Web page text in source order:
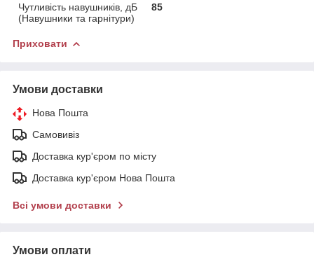
Чутливість навушників, дБ
(Навушники та гарнітури)
85
Приховати
Умови доставки
Нова Пошта
Самовивіз
Доставка кур'єром по місту
Доставка кур'єром Нова Пошта
Всі умови доставки
Умови оплати